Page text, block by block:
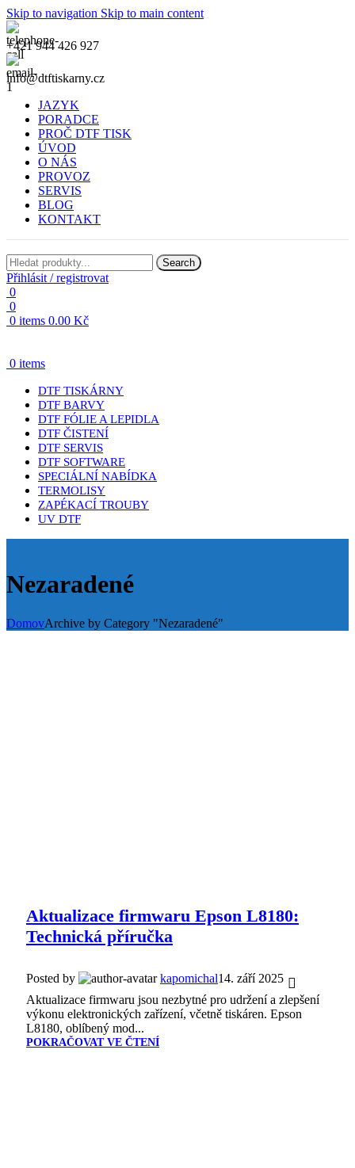
Skip to navigation Skip to main content
+421 944 426 927
info@dtftiskarny.cz
JAZYK
PORADCE
PROČ DTF TISK
ÚVOD
O NÁS
PROVOZ
SERVIS
BLOG
KONTAKT
Search
Přihlásit / registrovat
0
0
0 items 0.00 Kč
0 items
DTF TISKÁRNY
DTF BARVY
DTF FÓLIE A LEPIDLA
DTF ČISTENÍ
DTF SERVIS
DTF SOFTWARE
SPECIÁLNÍ NABÍDKA
TERMOLISY
ZAPÉKACÍ TROUBY
UV DTF
Nezaradené
DomovArchive by Category "Nezaradené"
Aktualizace firmwaru Epson L8180:
Technická příručka
Posted by kapomichal14. září 2025
Aktualizace firmwaru jsou nezbytné pro udržení a zlepšení
výkonu elektronických zařízení, včetně tiskáren. Epson
L8180, oblíbený mod...
POKRAČOVAT VE ČTENÍ